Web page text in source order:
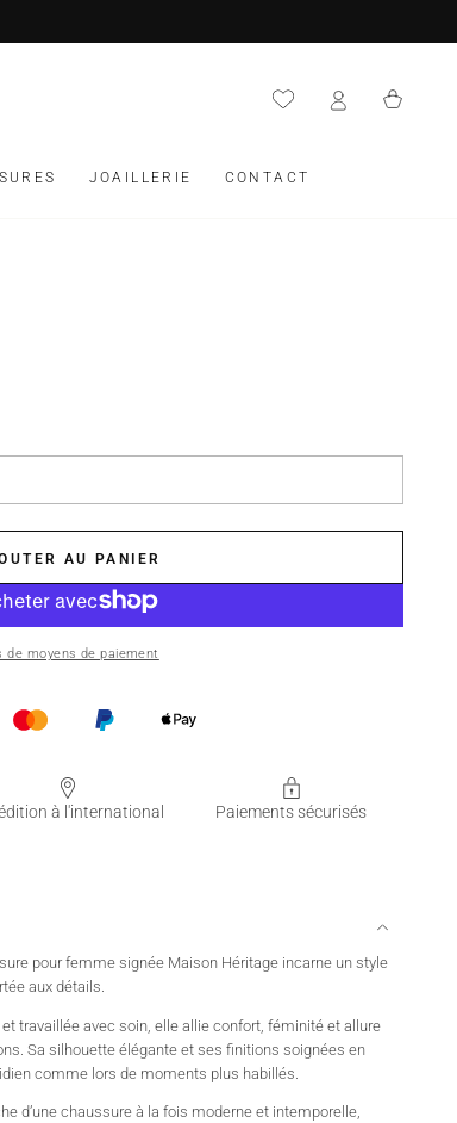
JOAILLERIE CONTACT
Panier
AU PANIER
de moyens de paiement
à l'international Paiements sécurisés
pour femme signée Maison Héritage incarne un style
aux détails.
travaillée avec soin, elle allie confort, féminité et allure
Sa silhouette élégante et ses finitions soignées en
comme lors de moments plus habillés.
d’une chaussure à la fois moderne et intemporelle,